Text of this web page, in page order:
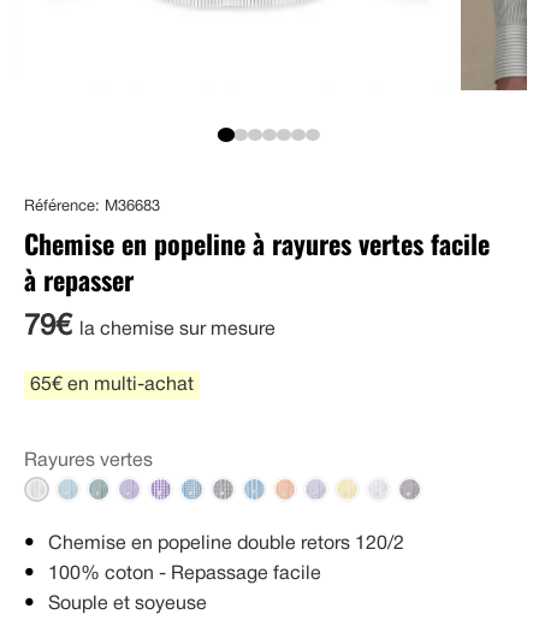
Référence: M36683
Chemise en popeline à rayures vertes facile
à repasser
79€ la chemise sur mesure
65€ en multi-achat
Rayures vertes
Chemise en popeline double retors 120/2
100% coton - Repassage facile
Souple et soyeuse